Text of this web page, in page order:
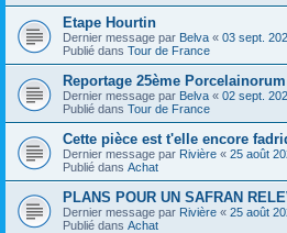
Etape Hourtin
Dernier message par Belva « 03 sept.
Publié dans Tour de France
Reportage 25ème Porcelainorum
Dernier message par Belva « 02 sept.
Publié dans Tour de France
Cette pièce est t'elle encore
Dernier message par Rivière « 25 août
Publié dans Achat
PLANS POUR UN SAFRAN
Dernier message par Rivière « 25 août
Publié dans Achat